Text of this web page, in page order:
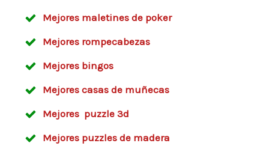
Mejores maletines de poker
Mejores rompecabezas
Mejores bingos
Mejores casas de muñecas
Mejores puzzle 3d
Mejores puzzles de madera